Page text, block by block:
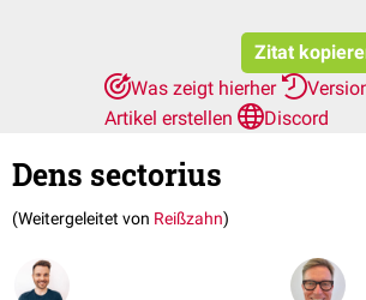
Zitat
Was zeigt hierher
Artikel erstellen
Discord
Dens sectorius
(Weitergeleitet von Reißzahn)